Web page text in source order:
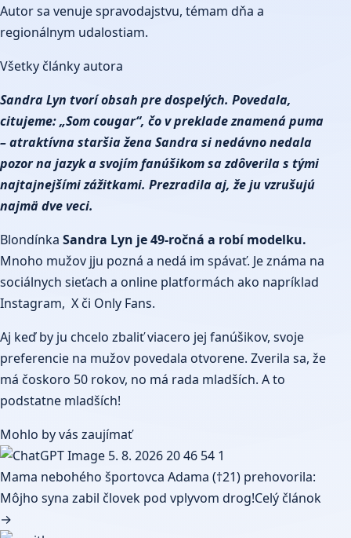
Autor sa venuje spravodajstvu, témam dňa a
regionálnym udalostiam.
Všetky články autora
Sandra Lyn tvorí obsah pre dospelých. Povedala,
citujeme:„Som cougar“, čo v preklade znamená puma
– atraktívna staršia žena Sandra si nedávno nedala
pozor na jazyk a svojím fanúšikom sa zdôverila s tými
najtajnejšími zážitkami. Prezradila aj, že ju vzrušujú
najmä dve veci.
Blondínka Sandra Lyn je 49-ročná a robí modelku.
Mnoho mužov jju pozná a nedá im spávať. Je známa na
sociálnych sieťach a online platformách ako napríklad
Instagram, X či Only Fans.
Aj keď by ju chcelo zbaliť viacero jej fanúšikov, svoje
preferencie na mužov povedala otvorene. Zverila sa, že
má čoskoro 50 rokov, no má rada mladších. A to
podstatne mladších!
Mohlo by vás zaujímať
Mama nebohého športovca Adama (†21) prehovorila:
Môjho syna zabil človek pod vplyvom drog!Celý článok
→